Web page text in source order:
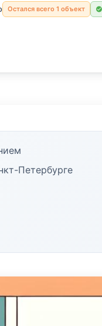
Остался всего 1 объект
Петербурге